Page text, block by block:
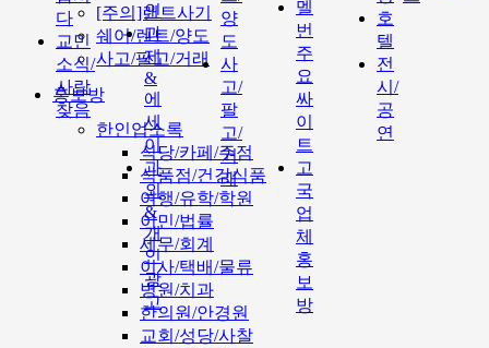
[주의]랜트사기
쉐어/렌트/양도
사고/팔고/거래
홍보방
한인업소록
식당/카페/주점
식품점/건강식품
여행/유학/학원
이민/법률
세무/회계
이사/택배/물류
병원/치과
한의원/안경원
교회/성당/사찰
다
교민
소식/
사람
찾음
인
과
제
&
에
세
이
과
외
&
개
인
광
고
양
도
사
고/
팔
고/
거
래
멜
번
주
요
싸
이
트
고
국
업
체
홍
보
방
호
텔
전
시/
공
연